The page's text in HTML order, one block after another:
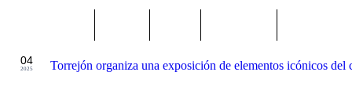
04
2025 Torrejón organiza una exposición de elementos icónicos del